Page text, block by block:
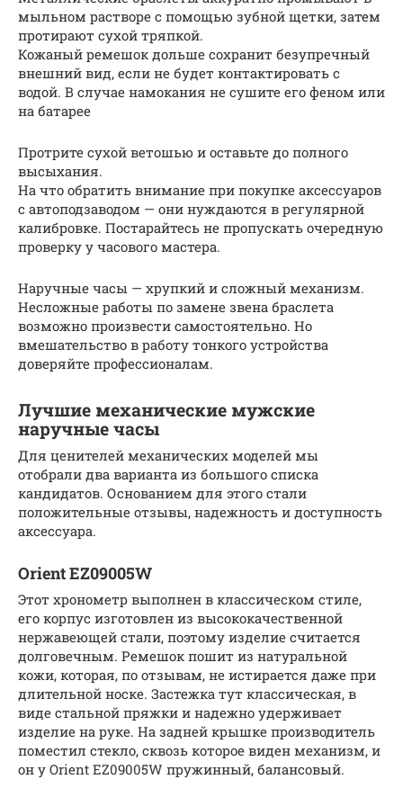
мыльном растворе с помощью зубной щетки, затем
протирают сухой тряпкой.
Кожаный ремешок дольше сохранит безупречный
внешний вид, если не будет контактировать с
водой. В случае намокания не сушите его феном или
на батарее
Протрите сухой ветошью и оставьте до полного
высыхания.
На что обратить внимание при покупке аксессуаров
с автоподзаводом — они нуждаются в регулярной
калибровке. Постарайтесь не пропускать очередную
проверку у часового мастера.
Наручные часы — хрупкий и сложный механизм.
Несложные работы по замене звена браслета
возможно произвести самостоятельно. Но
вмешательство в работу тонкого устройства
доверяйте профессионалам.
Лучшие механические мужские
наручные часы
Для ценителей механических моделей мы
отобрали два варианта из большого списка
кандидатов. Основанием для этого стали
положительные отзывы, надежность и доступность
аксессуара.
Orient EZ09005W
Этот хронометр выполнен в классическом стиле,
его корпус изготовлен из высококачественной
нержавеющей стали, поэтому изделие считается
долговечным. Ремешок пошит из натуральной
кожи, которая, по отзывам, не истирается даже при
длительной носке. Застежка тут классическая, в
виде стальной пряжки и надежно удерживает
изделие на руке. На задней крышке производитель
поместил стекло, сквозь которое виден механизм, и
он у Orient EZ09005W пружинный, балансовый.